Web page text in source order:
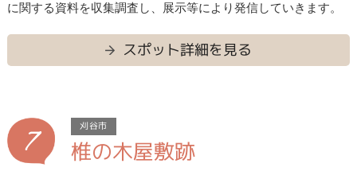
に関する資料を収集調査し、展示等により発信していきます。
スポット詳細を見る
刈谷市
椎の木屋敷跡
7